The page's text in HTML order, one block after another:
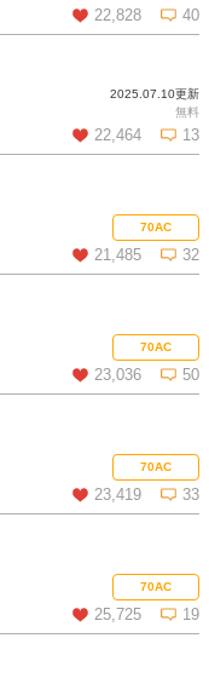
22,828 40
コメントを見る2025.07.10更新
無料
22,464 13
コメントを見る70AC
21,485 32
コメントを見る70AC
23,036 50
コメントを見る70AC
23,419 33
コメントを見る70AC
25,725 19